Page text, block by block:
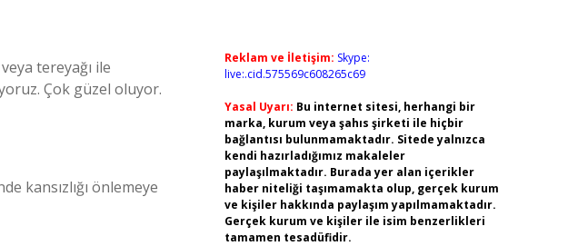
tereyağı ile
Çok güzel oluyor.
kansızlığı önlemeye
Reklam ve İletişim: Skype:
live:.cid.575569c608265c69
Yasal Uyarı: Bu internet sitesi, herhangi bir
marka, kurum veya şahıs şirketi ile hiçbir
bağlantısı bulunmamaktadır. Sitede yalnızca
kendi hazırladığımız makaleler
paylaşılmaktadır. Burada yer alan içerikler
haber niteliği taşımamakta olup, gerçek kurum
ve kişiler hakkında paylaşım yapılmamaktadır.
Gerçek kurum ve kişiler ile isim benzerlikleri
tamamen tesadüfidir.